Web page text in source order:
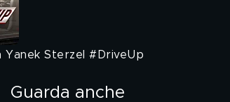
Sterzel #DriveUp
Guarda anche